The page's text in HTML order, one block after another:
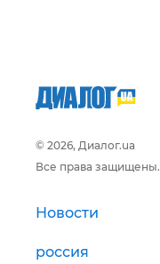
© 2026, Диалог.ua
Все права защищены.
Новости
россия